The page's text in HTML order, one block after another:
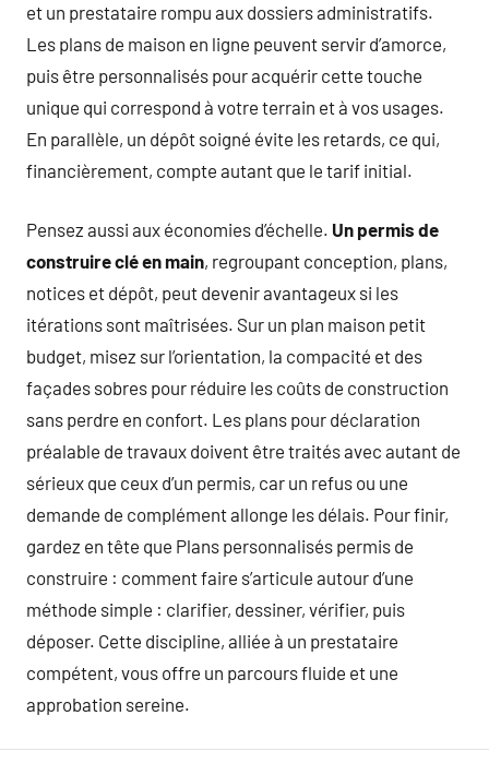
et un prestataire rompu aux dossiers administratifs.
Les plans de maison en ligne peuvent servir d’amorce,
puis être personnalisés pour acquérir cette touche
unique qui correspond à votre terrain et à vos usages.
En parallèle, un dépôt soigné évite les retards, ce qui,
financièrement, compte autant que le tarif initial.
Pensez aussi aux économies d’échelle. Un permis de
construire clé en main, regroupant conception, plans,
notices et dépôt, peut devenir avantageux si les
itérations sont maîtrisées. Sur un plan maison petit
budget, misez sur l’orientation, la compacité et des
façades sobres pour réduire les coûts de construction
sans perdre en confort. Les plans pour déclaration
préalable de travaux doivent être traités avec autant de
sérieux que ceux d’un permis, car un refus ou une
demande de complément allonge les délais. Pour finir,
gardez en tête que Plans personnalisés permis de
construire : comment faire s’articule autour d’une
méthode simple : clarifier, dessiner, vérifier, puis
déposer. Cette discipline, alliée à un prestataire
compétent, vous offre un parcours fluide et une
approbation sereine.